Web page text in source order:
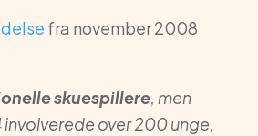
fra november 2008
skuespillere, men
over 200 unge,